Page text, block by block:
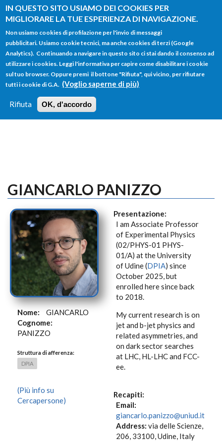
IN QUESTO SITO USIAMO DEI COOKIES PER
MIGLIORARE LA TUE ESPERIENZA DI NAVIGAZIONE.
Non usiamo cookies di profilazione per l'invio di messaggi
pubblicitari. Usiamo cookie tecnici, ma anche cookies di terzi (Google
Analytics). Continuando a navigare in questo sito ci stai dando il consenso ad
utilizzare i cookies. Leggi l'informativa per capire come disabilitare i cookie
sul tuo browser. Oppure premi il bottone "Rifiuta", qui vicino, per rifiutare
tutti i cookie di G.A. (Voglio saperne di più)
Rifiuta OK, d'accordo
Salta al contenuto principale
FORM
DI
RICERCA
Main menu
HOME TUTTI I PROFILI
LOGIN
GIANCARLO PANIZZO
Nome:
GIANCARLO
Cognome:
PANIZZO
Struttura di afferenza:
DPIA
(Più info su
Cercapersone)
Presentazione:
I am Associate Professor
of Experimental Physics
(02/PHYS-01 PHYS-
01/A) at the University
of Udine (DPIA) since
October 2025, but
enrolled here since back
to 2018.
My current research is on
jet and b-jet physics and
related asymmetries, and
on dark sector searches
at LHC, HL-LHC and FCC-
ee.
Recapiti:
Email:
giancarlo.panizzo@uniud.it
Address: via delle Scienze,
206, 33100, Udine, Italy